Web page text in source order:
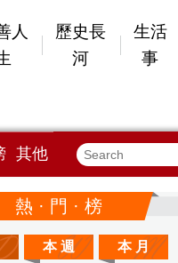
人
歷史長
河
生活
事
其他
熱 · 門 · 榜
本 週 本 月